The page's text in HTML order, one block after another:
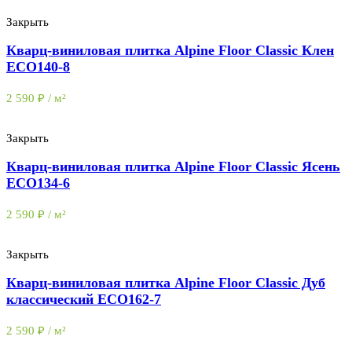
Закрыть
Кварц-виниловая плитка Alpine Floor Classic Клен
ЕСО140-8
2 590 ₽ / м²
Закрыть
Кварц-виниловая плитка Alpine Floor Classic Ясень
ЕСО134-6
2 590 ₽ / м²
Закрыть
Кварц-виниловая плитка Alpine Floor Classic Дуб
классический ЕСО162-7
2 590 ₽ / м²